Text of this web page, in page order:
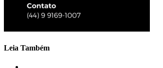
Leia Também